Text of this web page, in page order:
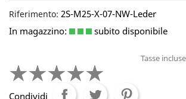
Riferimento: 2S-M25-X-07-NW-Leder
In magazzino:
subito disponibile
Tasse incluse
Condividi